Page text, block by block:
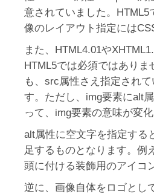
意されていました。
像のレイアウト指定には
また、HTML4.01や
HTML5では必須ではあり
も、src属性さえ指定され
す。ただし、img要素にalt
って、img要素の意味が変化
alt属性に空文字を指定する
足するものとなります。例
頭に付ける装飾用のアイコ
逆に、画像自体をロゴとし